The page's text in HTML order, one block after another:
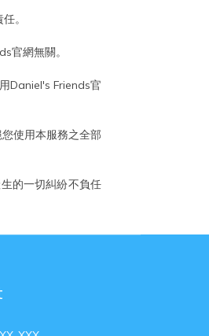
。
官網無關。
Daniel's Friends官
使用本服務之全部
的一切糾紛不負任